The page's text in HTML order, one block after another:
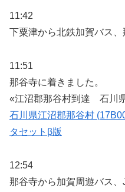
11:42
下粟津から北鉄加賀バス、
11:51
那谷寺に着きました。
«江沼郡那谷村到達 石川
石川県江沼郡那谷村
タセットβ版
12:54
那谷寺から加賀周遊バス